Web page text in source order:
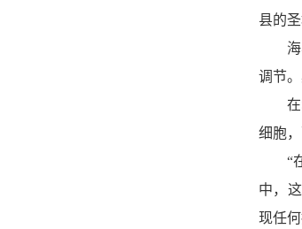
县的
海马
调节
在
细胞
“在
中，
现任